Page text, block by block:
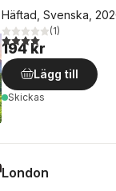
Häftad, Svenska,
4,0utav 5 stjärnor.
(1)
194 kr
Lägg till
Skickas
London